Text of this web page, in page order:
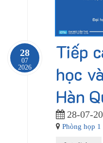
28
07
2026
Tiếp
học
Hàn
28-07-
Phòng họp 1